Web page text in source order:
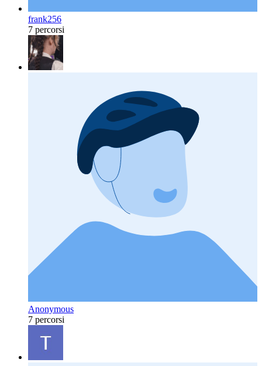
frank256
7 percorsi
Anonymous
7 percorsi